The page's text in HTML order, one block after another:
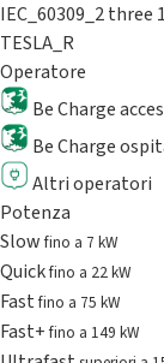
IEC_60309_2 three
TESLA_R
Operatore
Be Charge
Be Charge
Altri operatori
Potenza
Slowfino a 7 kW
Quickfino a 22 kW
Fastfino a 75 kW
Fast+fino a 149 kW